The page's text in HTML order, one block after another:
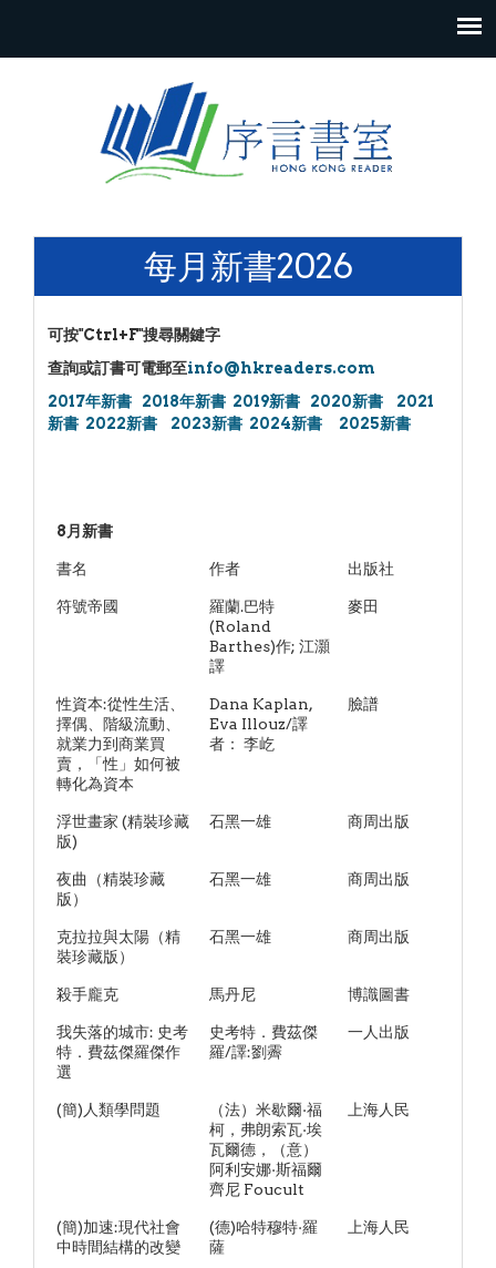
每月新書2026
可按"Ctrl+F"搜尋關鍵字
查詢或訂書可電郵至info@hkreaders.com
2017年新書
2018年新書 2019新書 2020新書
2021
新書 2022新書 2023新書 2024新書 2025新書
8月新書
書名 作者 出版社
符號帝國
羅蘭.巴特
(Roland
Barthes)作; 江灝
譯
麥田
性資本:從性生活、
擇偶、階級流動、
就業力到商業買
賣，「性」如何被
轉化為資本
Dana Kaplan,
Eva Illouz/譯
者： 李屹
臉譜
浮世畫家 (精裝珍藏
版)
石黑一雄 商周出版
夜曲（精裝珍藏
版）
石黑一雄 商周出版
克拉拉與太陽（精
裝珍藏版）
石黑一雄 商周出版
殺手龐克 馬丹尼 博識圖書
我失落的城市: 史考
特．費茲傑羅傑作
選
史考特．費茲傑
羅/譯:劉霽
一人出版
(簡)人類學問題
（法）米歇爾·福
柯，弗朗索瓦·埃
瓦爾德，（意）
阿利安娜·斯福爾
齊尼 Foucult
上海人民
(簡)加速:現代社會
中時間結構的改變
(德)哈特穆特·羅
薩
上海人民